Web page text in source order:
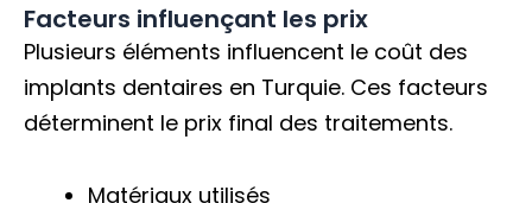
Facteurs influençant les prix
Plusieurs éléments influencent le coût des
implants dentaires en Turquie. Ces facteurs
déterminent le prix final des traitements.
Matériaux utilisés